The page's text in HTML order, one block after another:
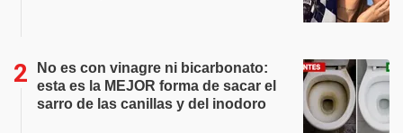
No es con vinagre ni bicarbonato:
esta es la MEJOR forma de sacar el
sarro de las canillas y del inodoro